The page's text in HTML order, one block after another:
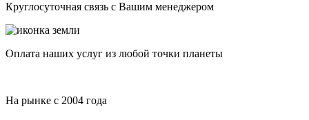
Круглосуточная связь с Вашим менеджером
Оплата наших услуг из любой точки планеты
На рынке с 2004 года